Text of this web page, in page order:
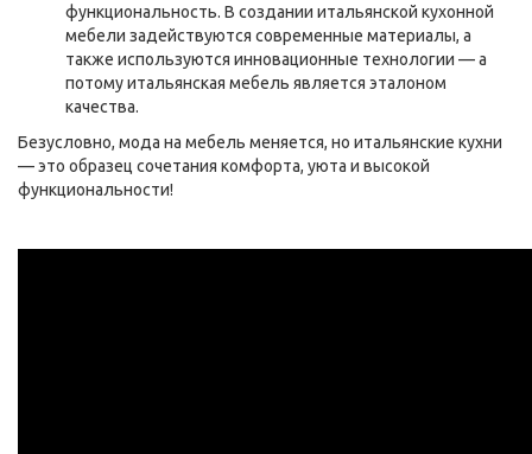
функциональность. В создании итальянской кухонной
мебели задействуются современные материалы, а
также используются инновационные технологии — а
потому итальянская мебель является эталоном
качества.
Безусловно, мода на мебель меняется, но итальянские кухни
— это образец сочетания комфорта, уюта и высокой
функциональности!